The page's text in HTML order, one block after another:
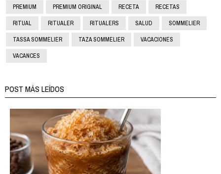
PREMIUM PREMIUM ORIGINAL RECETA RECETAS
RITUAL RITUALER RITUALERS SALUD SOMMELIER
TASSA SOMMELIER TAZA SOMMELIER VACACIONES
VACANCES
POST MÁS LEÍDOS